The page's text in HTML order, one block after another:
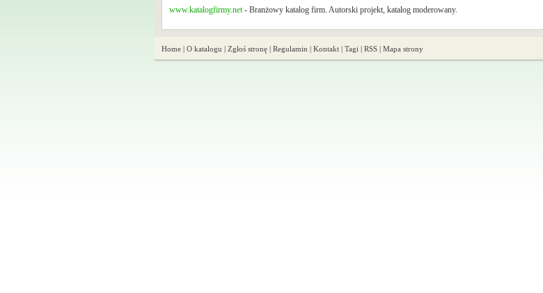
www.katalogfirmy.net- Branżowy katalog firm. Autorski projekt, katalog moderowany.
Home | O katalogu | Zgłoś stronę | Regulamin | Kontakt | Tagi | RSS | Mapa strony